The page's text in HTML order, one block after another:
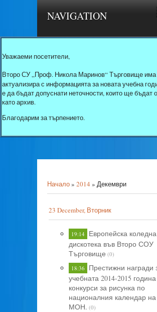
NAVIGATION
Уважаеми посетители,
Второ СУ „Проф. Никола Маринов“ Търговище има
актуализира с информацията за новата учебна
е да бъдат допуснати неточности, които ще
като архив.
Благодарим за търпението.
Начало» 2014 » Декември
23 December, Вторник
19:14 Европейска коледна
дискотека във Второ СОУ
Търговище (0)
18:36
Престижни награди
учебната 2014-2015
конкурси за рисунка по
националния календар на
МОН. (0)